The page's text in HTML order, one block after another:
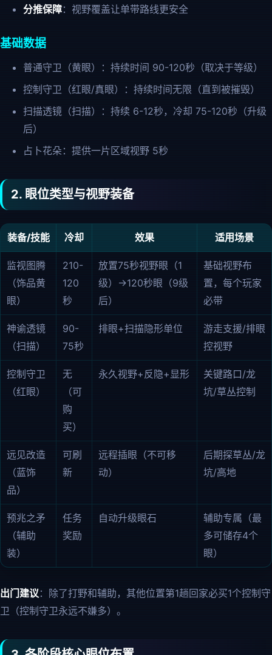
分推保障：视野覆盖让单带路线更安全
基础数据
普通守卫（黄眼）：持续时间 90-120秒（取决于等级）
控制守卫（红眼/真眼）：持续时间无限（直到被摧毁）
扫描透镜（扫描）：持续 6-12秒，冷却 75-120秒（升级
后）
占卜花朵：提供一片区域视野 5秒
2. 眼位类型与视野装备
装备/技能 冷却 效果 适用场景
监视图腾
（饰品黄
眼）
210-
120
秒
放置75秒视野眼（1
级）→120秒眼（9级
后）
基础视野布
置，每个玩家
必带
神谕透镜
（扫描）
90-
75秒
排眼+扫描隐形单位
游走支援/排眼
控视野
控制守卫
（红眼）
无
（可
购
买）
永久视野+反隐+显形
关键路口/龙
坑/草丛控制
远见改造
（蓝饰
品）
可刷
新
远程插眼（不可移
动）
后期探草丛/龙
坑/高地
预兆之矛
（辅助
装）
任务
奖励
自动升级眼石
辅助专属（最
多可储存4个
眼）
出门建议：除了打野和辅助，其他位置第1趟回家必买1个控制守
卫（控制守卫永远不嫌多）。